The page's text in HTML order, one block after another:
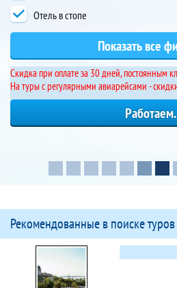
Отель в стопе
Cкидка при оплате за 30 дней, постоянным
На туры с регулярными авиарейсами -
Рекомендованные в поиске